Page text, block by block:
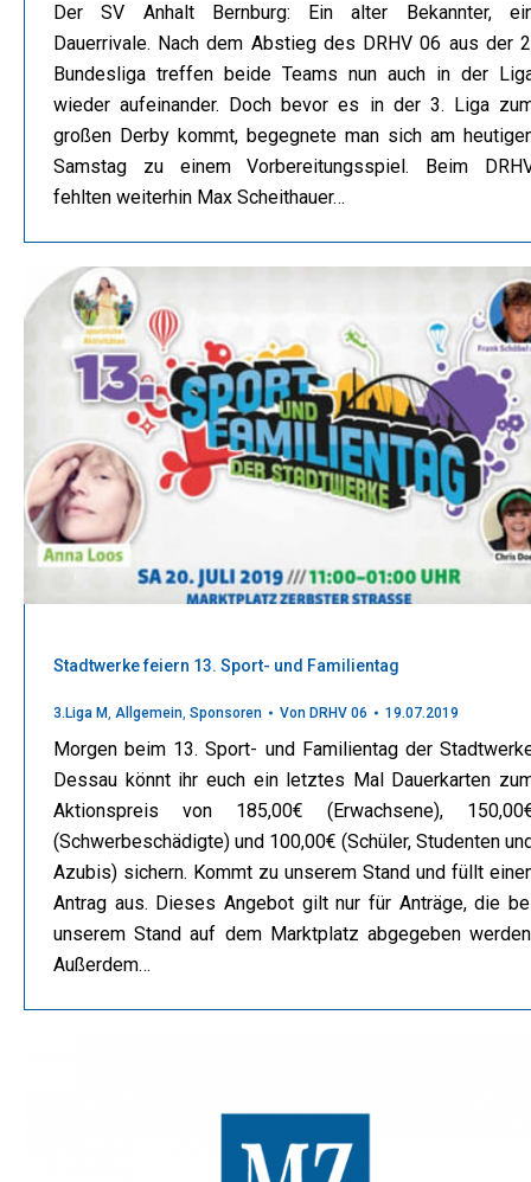
Der SV Anhalt Bernburg: Ein alter Bekannter,
Dauerrivale. Nach dem Abstieg des DRHV 06 aus der
Bundesliga treffen beide Teams nun auch in der
wieder aufeinander. Doch bevor es in der 3. Liga
großen Derby kommt, begegnete man sich am
Samstag zu einem Vorbereitungsspiel. Beim
fehlten weiterhin Max Scheithauer…
Stadtwerke feiern 13. Sport- und Familientag
3.Liga M, Allgemein, Sponsoren Von DRHV 06 19.07.2019
Morgen beim 13. Sport- und Familientag der
Dessau könnt ihr euch ein letztes Mal Dauerkarten
Aktionspreis von 185,00€ (Erwachsene),
(Schwerbeschädigte) und 100,00€ (Schüler, Studenten
Azubis) sichern. Kommt zu unserem Stand und füllt
Antrag aus. Dieses Angebot gilt nur für Anträge, die
unserem Stand auf dem Marktplatz abgegeben
Außerdem…